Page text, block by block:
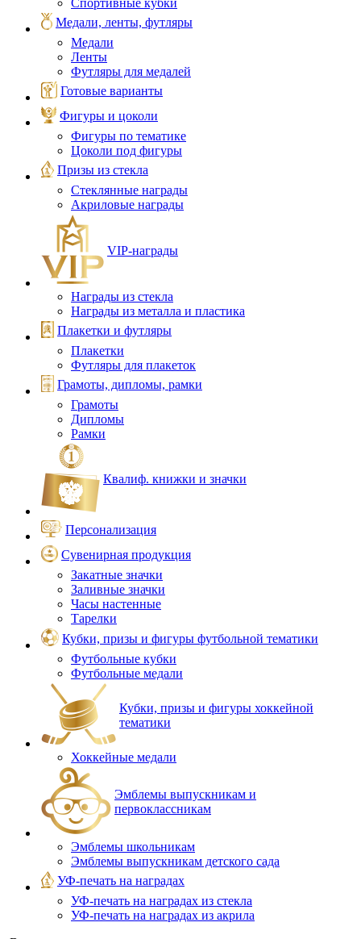
Медали, ленты, футляры
Медали
Ленты
Футляры для медалей
Готовые варианты
Фигуры и цоколи
Фигуры по тематике
Цоколи под фигуры
Призы из стекла
Стеклянные награды
Акриловые награды
VIP‑награды
Награды из стекла
Награды из металла и пластика
Плакетки и футляры
Плакетки
Футляры для плакеток
Грамоты, дипломы, рамки
Грамоты
Дипломы
Рамки
Квалиф. книжки и значки
Персонализация
Сувенирная продукция
Закатные значки
Заливные значки
Часы настенные
Тарелки
Кубки, призы и фигуры футбольной тематики
Футбольные кубки
Футбольные медали
Кубки, призы и фигуры хоккейной
тематики
Хоккейные медали
Эмблемы выпускникам и
первоклассникам
Эмблемы школьникам
Эмблемы выпускникам детского сада
УФ-печать на наградах
УФ‑печать на наградах из стекла
УФ-печать на наградах из акрила